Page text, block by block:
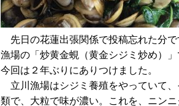
先日の花蓮出張関係で投稿忘れた分で
漁場の「炒黄金蜆（黄金シジミ炒め）
今回は２年ぶりにありつけました。
立川漁場はシジミ養殖をやっていて
類で、大粒で味が濃い。これを、ニン